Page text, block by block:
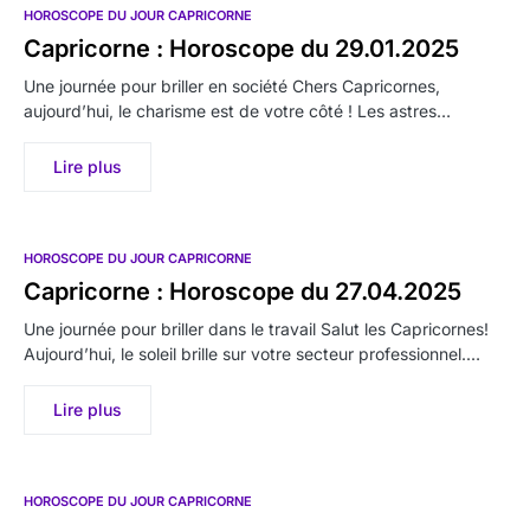
HOROSCOPE DU JOUR CAPRICORNE
Capricorne : Horoscope du 29.01.2025
Une journée pour briller en société Chers Capricornes,
aujourd’hui, le charisme est de votre côté ! Les astres…
Lire plus
HOROSCOPE DU JOUR CAPRICORNE
Capricorne : Horoscope du 27.04.2025
Une journée pour briller dans le travail Salut les Capricornes!
Aujourd’hui, le soleil brille sur votre secteur professionnel.…
Lire plus
HOROSCOPE DU JOUR CAPRICORNE